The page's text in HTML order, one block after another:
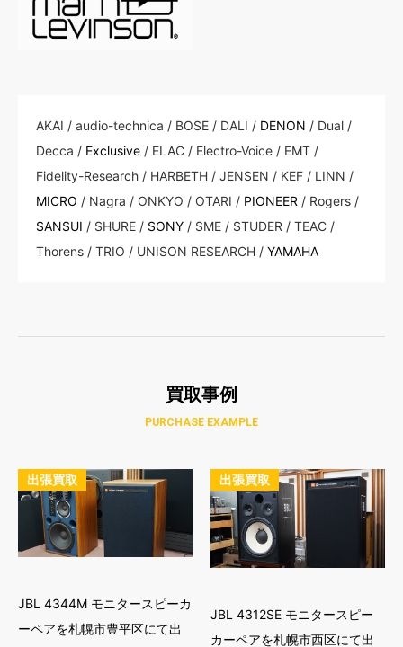
AKAI / audio-technica / BOSE / DALI / DENON / Dual /
Decca / Exclusive / ELAC / Electro-Voice / EMT /
Fidelity-Research / HARBETH / JENSEN / KEF / LINN /
MICRO / Nagra / ONKYO / OTARI / PIONEER / Rogers /
SANSUI / SHURE / SONY / SME / STUDER / TEAC /
Thorens / TRIO / UNISON RESEARCH / YAMAHA
買取事例
PURCHASE EXAMPLE
出張買取
JBL 4344M モニタースピーカ
ーペアを札幌市豊平区にて出
出張買取
JBL 4312SE モニタースピー
カーペアを札幌市西区にて出